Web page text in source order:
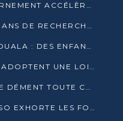
PROJET MOSALA : LE GOUVERNEMENT ACCÉLÈRE L’INSERTION DES JEUNES EN 2026
FORCA ECOSYSTEM, QUATRE ANS DE RECHERCHE DE TERRAIN AVANT UN LANCEMENT OFFICIEL EN 2026
TRAFIC HUMAIN DANS LA LIKOUALA : DES ENFANTS AUTOCHTONES RÉDUITS AU TRAVAIL FORCÉ
BUDGET 2026 : LES DÉPUTÉS ADOPTENT UNE LOI DES FINANCES DE PLUS DE 2500 MILLIARDS FCFA
ARNAQUE EN LIGNE : LA LCDE DÉMENT TOUTE CAMPAGNE DE RECRUTEMENT
VŒUX 2026 : SASSOU-NGUESSO EXHORTE LES FORCES VIVES À RENFORCER L’UNITÉ